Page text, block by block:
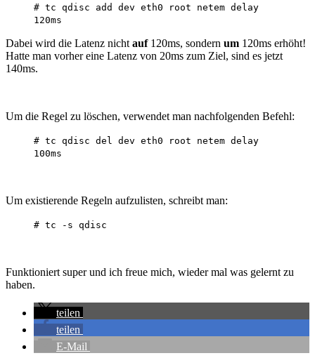
# tc qdisc add dev eth0 root netem delay
120ms
Dabei wird die Latenz nicht auf120ms, sondern um 120ms erhöht!
Hatte man vorher eine Latenz von 20ms zum Ziel, sind es jetzt
140ms.
Um die Regel zu löschen, verwendet man nachfolgenden Befehl:
# tc qdisc del dev eth0 root netem delay
100ms
Um existierende Regeln aufzulisten, schreibt man:
# tc -s qdisc
Funktioniert super und ich freue mich, wieder mal was gelernt zu
haben.
teilen
teilen
E-Mail